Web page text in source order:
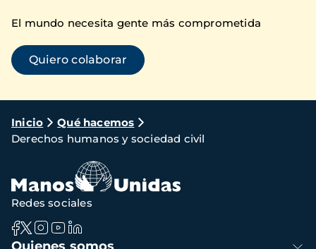
El mundo necesita gente más comprometida
Quiero colaborar
Ruta
de
navegación
Inicio
Qué hacemos
Derechos humanos y sociedad civil
Navegación
Redes sociales